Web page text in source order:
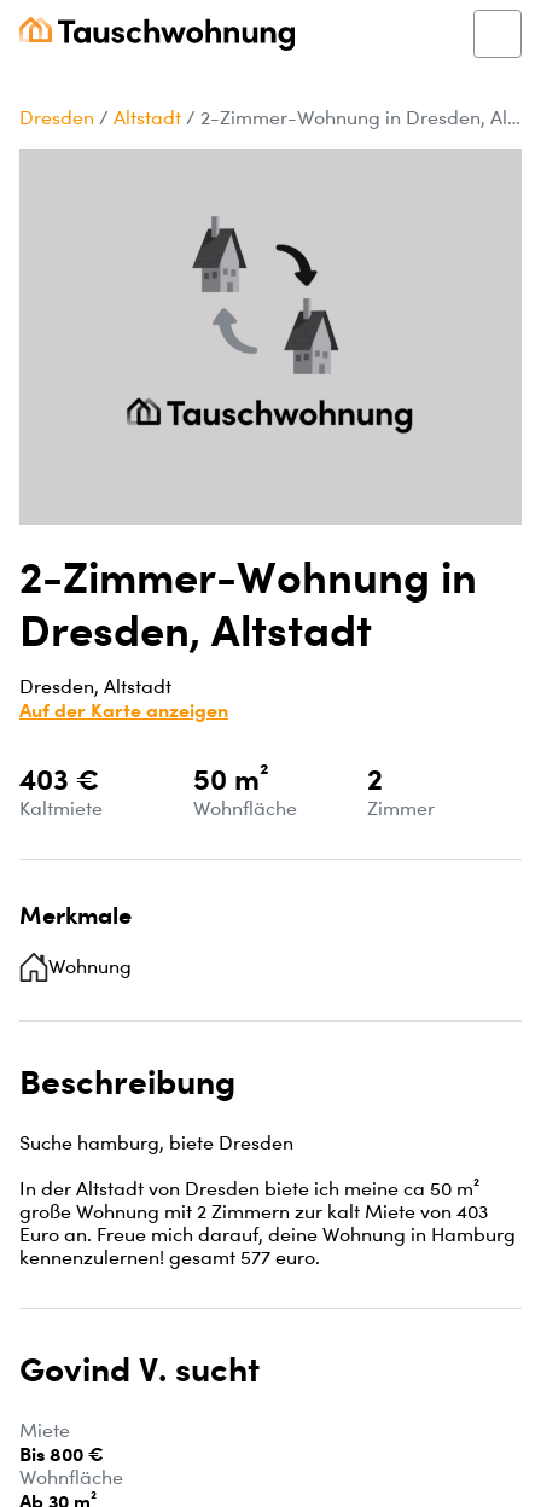
Dresden / Altstadt / 2-Zimmer-Wohnung in Dresden, Altstadt
2-Zimmer-Wohnung in
Dresden, Altstadt
Dresden, Altstadt
Auf der Karte anzeigen
403 €
Kaltmiete
50 m²
Wohnfläche
2
Zimmer
Merkmale
Wohnung
Beschreibung
Suche hamburg, biete Dresden
In der Altstadt von Dresden biete ich meine ca 50 m²
große Wohnung mit 2 Zimmern zur kalt Miete von 403
Euro an. Freue mich darauf, deine Wohnung in Hamburg
kennenzulernen! gesamt 577 euro.
Govind V. sucht
Miete
Bis 800 €
Wohnfläche
Ab 30 m²